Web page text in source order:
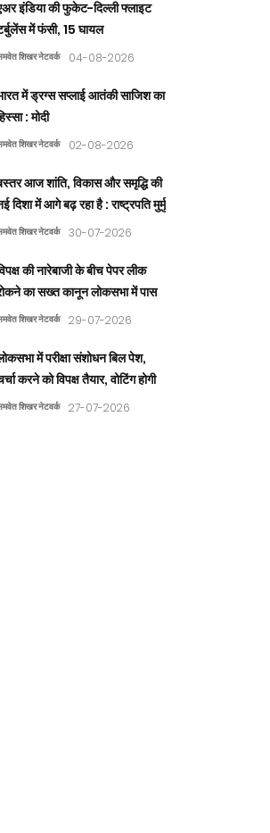
इंडिया की फुकेट-दिल्ली फ्लाइट
में फंसी, 15 घायल
शिखर नेटवर्क 04-08-2026
में ड्रग्स सप्लाई आतंकी साजिश का
: मोदी
शिखर नेटवर्क 02-08-2026
आज शांति, विकास और समृद्धि की
दिशा में आगे बढ़ रहा है : राष्ट्रपति मुर्मु
शिखर नेटवर्क 30-07-2026
की नारेबाजी के बीच पेपर लीक
का सख्त कानून लोकसभा में पास
शिखर नेटवर्क 29-07-2026
में परीक्षा संशोधन बिल पेश,
करने को विपक्ष तैयार, वोटिंग होगी
शिखर नेटवर्क 27-07-2026